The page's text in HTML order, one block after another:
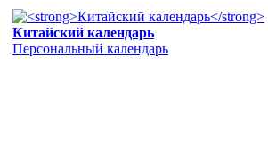
Китайский календарь
Персональный календарь